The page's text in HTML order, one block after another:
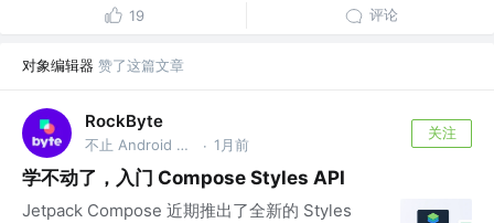
19 评论
对象编辑器 赞了这篇文章
RockByte
不止 Android 工程师 · 1月前
关注
学不动了，入门 Compose Styles API
Jetpack Compose 近期推出了全新的 Styles